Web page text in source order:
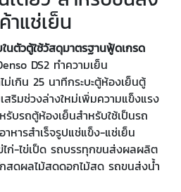
าแช่เย็น
นตัวตู้ใช้วัสดุมาตรฐานฟู้ดเกรด
DS2 ทำความเย็น
เกิน 25 นาทีกระบะตู้ห้องเย็นตู้
ริมช่วงล่างใหม่เพิ่มความแข็งแรง
บรถตู้ห้องเย็นสำหรับใช้เป็นรถ
หารสำเร็จรูปแช่แข็ง-แช่เย็น
ก่-ไข่เป็ด รถบรรทุกขนส่งผลผลิต
สดผลไม้สดดอกไม้สด รถขนส่งน้ำ